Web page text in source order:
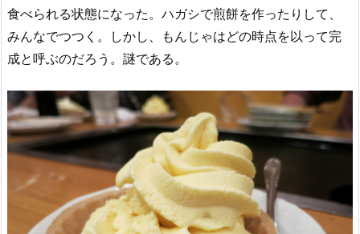
食べられる状態になった。ハガシで煎餅を作ったりして、
みんなでつつく。しかし、もんじゃはどの時点を以って完
成と呼ぶのだろう。謎である。